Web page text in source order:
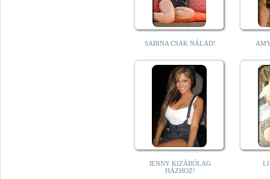
SABINA CSAK NÁLAD!
JENNY KIZÁRÓLAG
HÁZHOZ!